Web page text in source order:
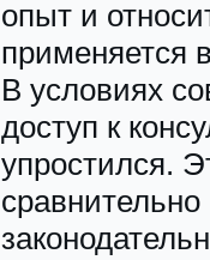
опыт и
применяется
В условиях
доступ к
упростился.
сравнительно